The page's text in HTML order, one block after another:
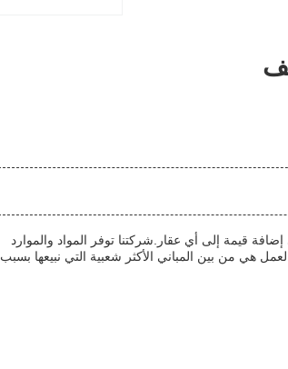
قيمة إلى أي عقار.شركتنا توفر المواد والموارد
من بين المباني الأكثر شعبية التي نبيعها بسبب